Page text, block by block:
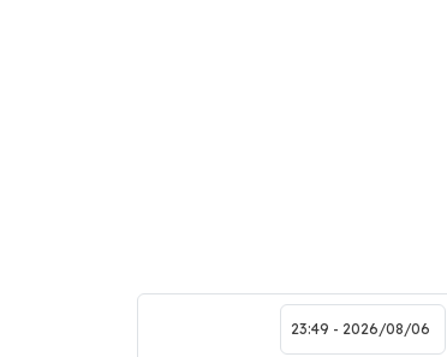
2026/08/06 - 23:49